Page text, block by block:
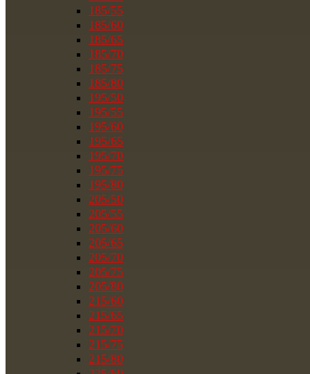
185/55
185/60
185/65
185/70
185/75
185/80
195/50
195/55
195/60
195/65
195/70
195/75
195/80
205/50
205/55
205/60
205/65
205/70
205/75
205/80
215/60
215/65
215/70
215/75
215/80